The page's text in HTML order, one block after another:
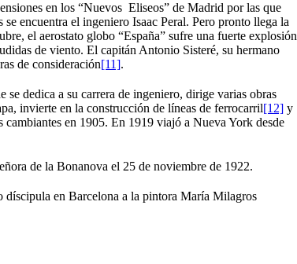
en los “Nuevos Eliseos” de Madrid por las que
encuentra el ingeniero Isaac Peral. Pero pronto llega la
el aerostato globo “España” sufre una fuerte explosión
de viento. El capitán Antonio Sisteré, su hermano
de consideración[11].
dedica a su carrera de ingeniero, dirige varias obras
invierte en la construcción de líneas de ferrocarril[12] y
en 1905. En 1919 viajó a Nueva York desde
de la Bonanova el 25 de noviembre de 1922.
en Barcelona a la pintora María Milagros